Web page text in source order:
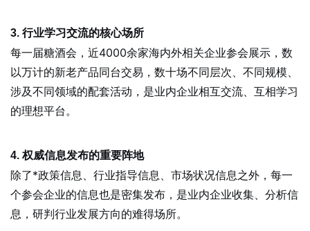
3. 行业学习交流的核心场所
每一届糖酒会，近4000余家海内外相关企业参会展示，数
以万计的新老产品同台交易，数十场不同层次、不同规模、
涉及不同领域的配套活动，是业内企业相互交流、互相学习
的理想平台。
4. 权威信息发布的重要阵地
除了*政策信息、行业指导信息、市场状况信息之外，每一
个参会企业的信息也是密集发布，是业内企业收集、分析信
息，研判行业发展方向的难得场所。